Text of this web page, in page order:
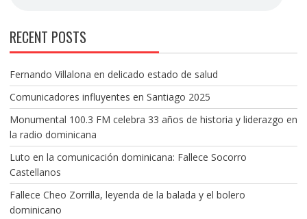
RECENT POSTS
Fernando Villalona en delicado estado de salud
Comunicadores influyentes en Santiago 2025
Monumental 100.3 FM celebra 33 años de historia y liderazgo en
la radio dominicana
Luto en la comunicación dominicana: Fallece Socorro
Castellanos
Fallece Cheo Zorrilla, leyenda de la balada y el bolero
dominicano